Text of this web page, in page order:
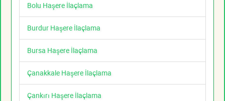
Bolu Haşere İlaçlama
Burdur Haşere İlaçlama
Bursa Haşere İlaçlama
Çanakkale Haşere İlaçlama
Çankırı Haşere İlaçlama